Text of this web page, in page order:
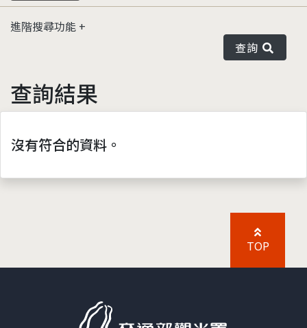
進階搜尋功能
查詢
查詢結果
沒有符合的資料。
TOP